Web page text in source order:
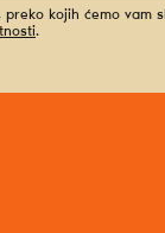
kojih ćemo vam
.